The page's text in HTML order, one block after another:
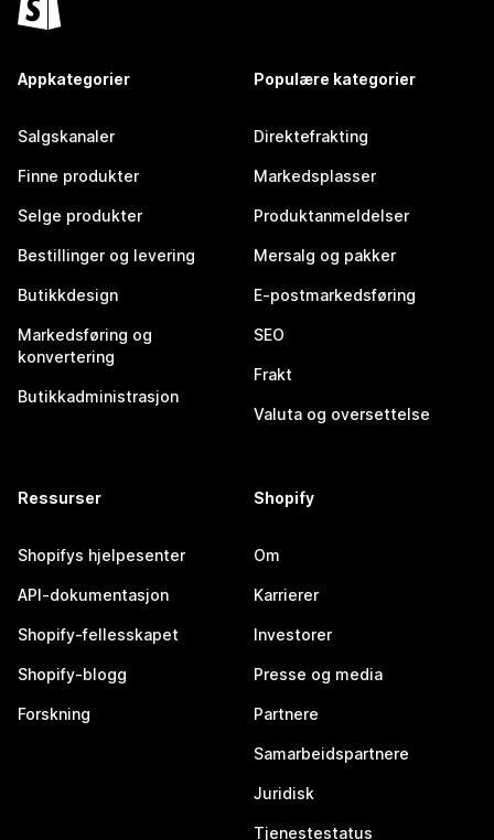
Appkategorier
Salgskanaler
Finne produkter
Selge produkter
Bestillinger og levering
Butikkdesign
Markedsføring og
konvertering
Butikkadministrasjon
Populære kategorier
Direktefrakting
Markedsplasser
Produktanmeldelser
Mersalg og pakker
E-postmarkedsføring
SEO
Frakt
Valuta og oversettelse
Ressurser
Shopifys hjelpesenter
API-dokumentasjon
Shopify-fellesskapet
Shopify-blogg
Forskning
Shopify
Om
Karrierer
Investorer
Presse og media
Partnere
Samarbeidspartnere
Juridisk
Tjenestestatus